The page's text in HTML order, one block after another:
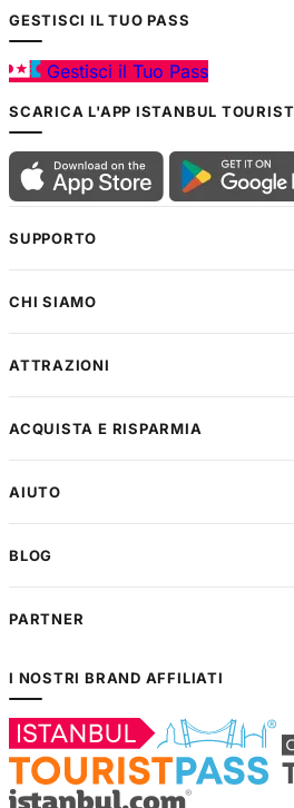
GESTISCI IL TUO PASS
Gestisci il Tuo Pass
SCARICA L'APP ISTANBUL
SUPPORTO
CHI SIAMO
ATTRAZIONI
ACQUISTA E RISPARMIA
AIUTO
BLOG
PARTNER
I NOSTRI BRAND AFFILIATI